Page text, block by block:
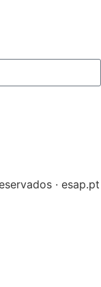
· esap.pt